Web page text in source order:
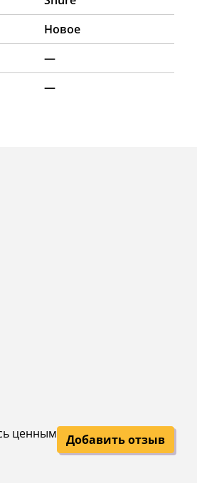
Новое
—
—
ценным
Добавить отзыв